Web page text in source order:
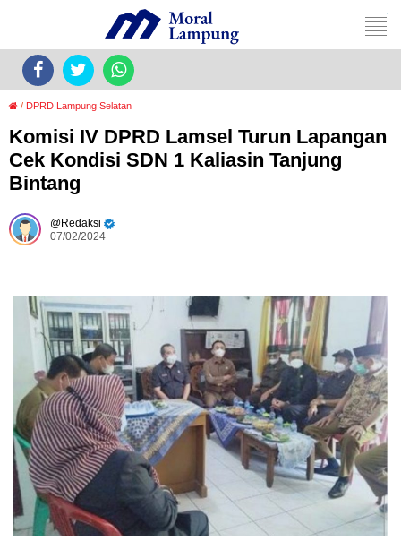
/ DPRD Lampung Selatan
Komisi IV DPRD Lamsel Turun Lapangan
Cek Kondisi SDN 1 Kaliasin Tanjung
Bintang
Redaksi
07/02/2024